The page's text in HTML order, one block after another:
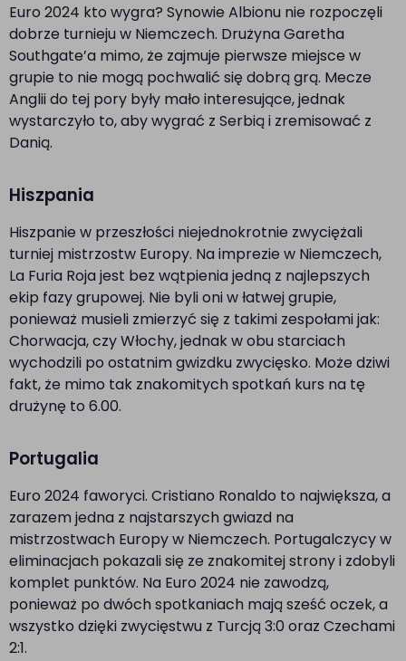
Euro 2024 kto wygra? Synowie Albionu nie rozpoczęli
dobrze turnieju w Niemczech. Drużyna Garetha
Southgate’a mimo, że zajmuje pierwsze miejsce w
grupie to nie mogą pochwalić się dobrą grą. Mecze
Anglii do tej pory były mało interesujące, jednak
wystarczyło to, aby wygrać z Serbią i zremisować z
Danią.
Hiszpania
Hiszpanie w przeszłości niejednokrotnie zwyciężali
turniej mistrzostw Europy. Na imprezie w Niemczech,
La Furia Roja jest bez wątpienia jedną z najlepszych
ekip fazy grupowej. Nie byli oni w łatwej grupie,
ponieważ musieli zmierzyć się z takimi zespołami jak:
Chorwacja, czy Włochy, jednak w obu starciach
wychodzili po ostatnim gwizdku zwycięsko. Może dziwi
fakt, że mimo tak znakomitych spotkań kurs na tę
drużynę to 6.00.
Portugalia
Euro 2024 faworyci. Cristiano Ronaldo to największa, a
zarazem jedna z najstarszych gwiazd na
mistrzostwach Europy w Niemczech. Portugalczycy w
eliminacjach pokazali się ze znakomitej strony i zdobyli
komplet punktów. Na Euro 2024 nie zawodzą,
ponieważ po dwóch spotkaniach mają sześć oczek, a
wszystko dzięki zwycięstwu z Turcją 3:0 oraz Czechami
2:1.